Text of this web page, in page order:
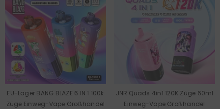
EU-Lager BANG BLAZE 6 IN 1 100k
Züge Einweg-Vape Großhandel
JNR Quads 4in1 120K Züge 60ml
Einweg-Vape Großhandel